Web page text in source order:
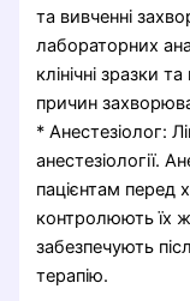
та вивченні
лабораторних
клінічні зразки
причин
* Анестезіолог:
анестезіології.
пацієнтам перед
контролюють їх
забезпечують
терапію.